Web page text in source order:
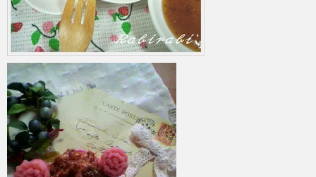
azuki 2017年6月4日